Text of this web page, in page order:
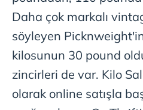
Daha çok markalı
söyleyen
kilosunun 30 pound
zincirleri de var. Kilo
olarak online satışla